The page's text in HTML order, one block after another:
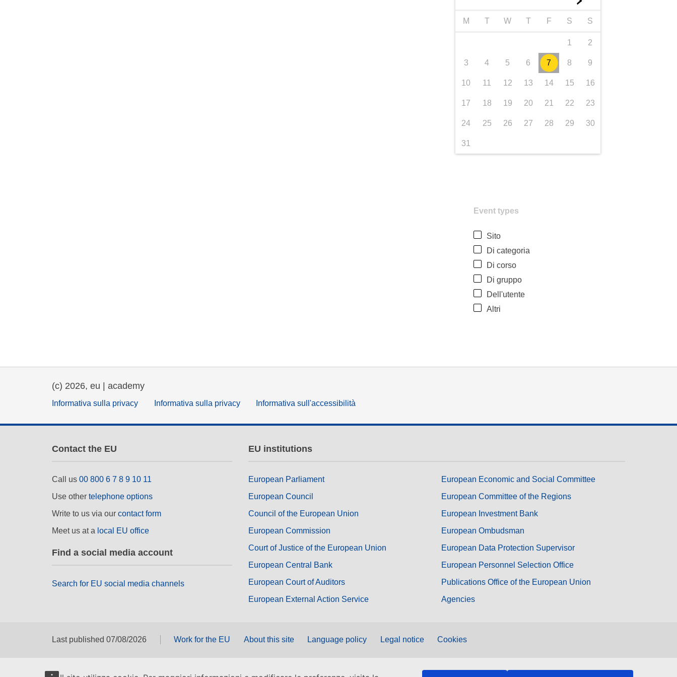
M T W T F S S
1 2
3 4 5 6 7 8 9
10 11 12 13 14 15 16
17 18 19 20 21 22 23
24 25 26 27 28 29 30
31
Event types
Sito
Di categoria
Di corso
Di gruppo
Dell'utente
Altri
(c) 2026, eu | academy
Informativa sulla privacy Informativa sulla privacy Informativa sull'accessibilità
Contact the EU
Call us 00 800 6 7 8 9 10 11
Use other telephone options
Write to us via our contact form
Meet us at a local EU office
Find a social media account
Search for EU social media channels
EU institutions
European Parliament
European Council
Council of the European Union
European Commission
Court of Justice of the European Union
European Central Bank
European Court of Auditors
European External Action Service
European Economic and Social Committee
European Committee of the Regions
European Investment Bank
European Ombudsman
European Data Protection Supervisor
European Personnel Selection Office
Publications Office of the European Union
Agencies
Last published 07/08/2026 Work for the EU About this site Language policy Legal notice Cookies